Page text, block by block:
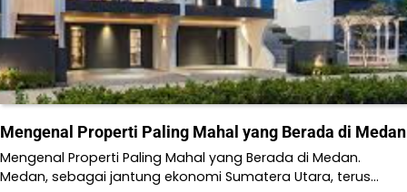
Mengenal Properti Paling Mahal yang Berada di Medan
Mengenal Properti Paling Mahal yang Berada di Medan.
Medan, sebagai jantung ekonomi Sumatera Utara, terus…